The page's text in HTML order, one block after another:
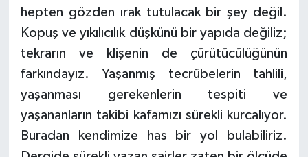
hepten gözden ırak tutulacak bir şey değil.
Kopuş ve yıkılıcılık düşkünü bir yapıda değiliz;
tekrarın ve klişenin de çürütücülüğünün
farkındayız. Yaşanmış tecrübelerin tahlili,
yaşanması gerekenlerin tespiti ve
yaşananların takibi kafamızı sürekli kurcalıyor.
Buradan kendimize has bir yol bulabiliriz.